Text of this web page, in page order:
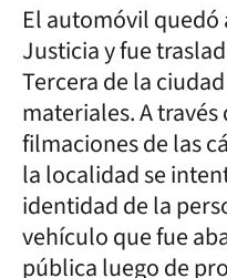
El automóvil quedó
Justicia y fue
Tercera de la
materiales. A
filmaciones de las
la localidad se
identidad de la
vehículo que fue
pública luego de